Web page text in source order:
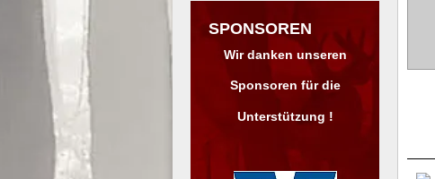
SPONSOREN
Wir danken unseren
Sponsoren für die
Unterstützung !